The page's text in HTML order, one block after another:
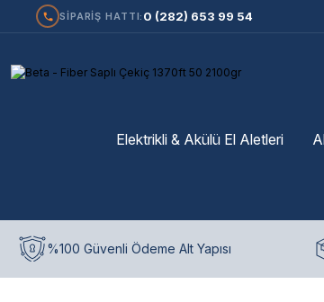
SİPARİŞ HATTI: 0 (282) 653 99 54
Elektrikli & Akülü El Aletleri
%100 Güvenli Ödeme Alt Yapısı